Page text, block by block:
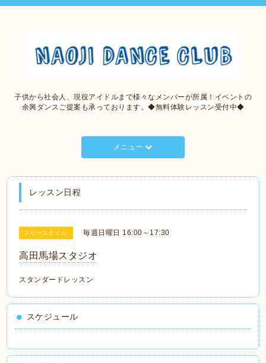
子供から社会人、現役アイドルまで様々なメンバーが所属！イベントの
余興ダンスご提案も承っております。◆無料体験レッスン受付中◆
メニュー
レッスン日程
フリースタイル 毎週日曜日 16:00～17:30
高田馬場スタジオ
スタンダードレッスン
スケジュール